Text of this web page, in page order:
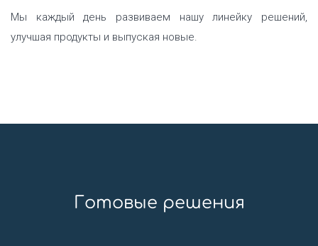
Мы каждый день развиваем нашу линейку решений,
улучшая продукты и выпуская новые.
Готовые решения